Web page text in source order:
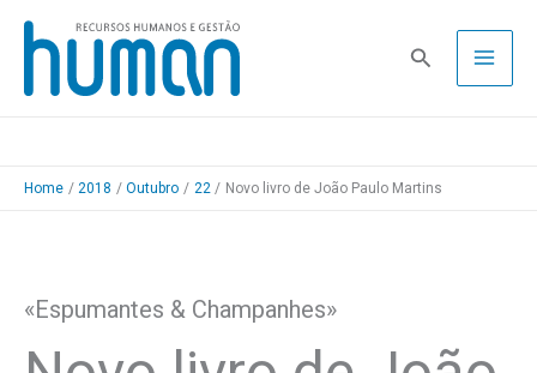
Skip
content
Pesquisa
Home 2018 Outubro 22 Novo livro de João Paulo Martins
«Espumantes & Champanhes»